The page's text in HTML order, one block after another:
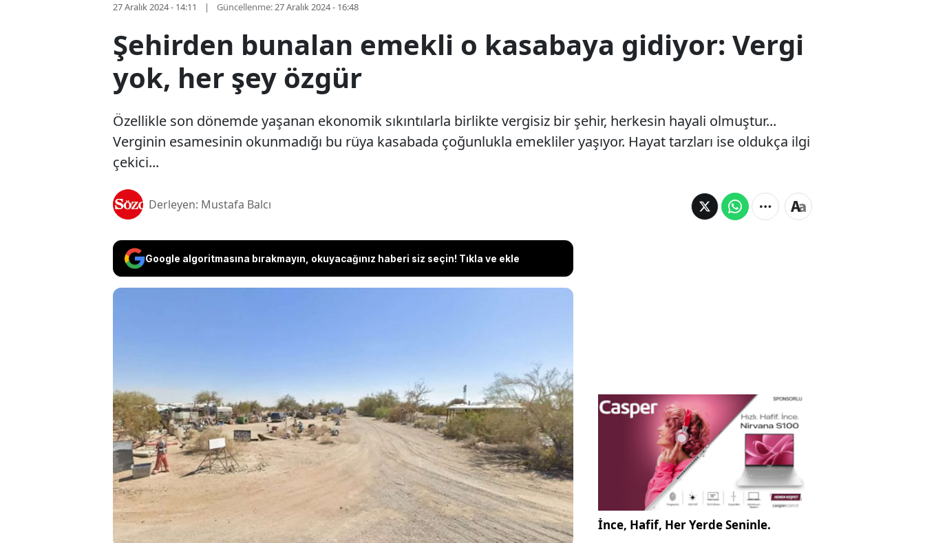
27 Aralık 2024 - 14:11 Güncellenme:27 Aralık 2024 - 16:48
Şehirden bunalan emekli o kasabaya gidiyor: Vergi
yok, her şey özgür
Özellikle son dönemde yaşanan ekonomik sıkıntılarla birlikte vergisiz bir şehir, herkesin hayali olmuştur...
Verginin esamesinin okunmadığı bu rüya kasabada çoğunlukla emekliler yaşıyor. Hayat tarzları ise oldukça ilgi
çekici...
Derleyen: Mustafa Balcı
Google algoritmasına bırakmayın, okuyacağınız haberi siz seçin! Tıkla ve ekle
Özellikle son dönemde yaşanan ekonomik sıkıntılarla birlikte
vergisiz bir şehir, herkesin hayali olmuştur... Verginin
esamesinin okunmadığı bu rüya kasabada çoğunlukla
emekliler yaşıyor. Hayat tarzları ise oldukça ilgi çekici...
İnce, Hafif, Her Yerde Seninle.